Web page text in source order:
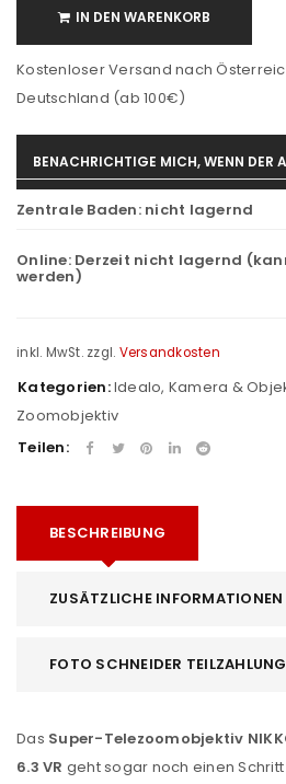
IN DEN WARENKORB
Kostenloser Versand nach
Deutschland (ab 100€)
BENACHRICHTIGE MICH, WENN DER
Zentrale Baden: nicht lagernd
Online: Derzeit nicht lagernd
werden)
inkl. MwSt. zzgl. Versandkosten
Kategorien:Idealo, Kamera &
Zoomobjektiv
Teilen:
BESCHREIBUNG
ZUSÄTZLICHE INFORMATIONEN
FOTO SCHNEIDER TEILZAHLUNG
Das Super-Telezoomobjektiv
6.3 VR geht sogar noch einen